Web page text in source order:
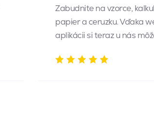
Zabudnite na vzorce,
papier a ceruzku. Vďaka
aplikácii si teraz u nás